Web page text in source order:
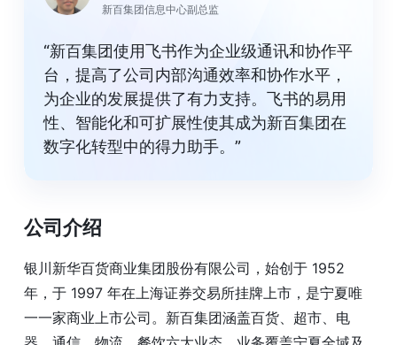
新百集团信息中心副总监
“新百集团使用飞书作为企业级通讯和协作平
台，提高了公司内部沟通效率和协作水平，
为企业的发展提供了有力支持。飞书的易用
性、智能化和可扩展性使其成为新百集团在
数字化转型中的得力助手。”
公司介绍
银川新华百货商业集团股份有限公司，始创于 1952
年，于 1997 年在上海证券交易所挂牌上市，是宁夏唯
一一家商业上市公司。新百集团涵盖百货、超市、电